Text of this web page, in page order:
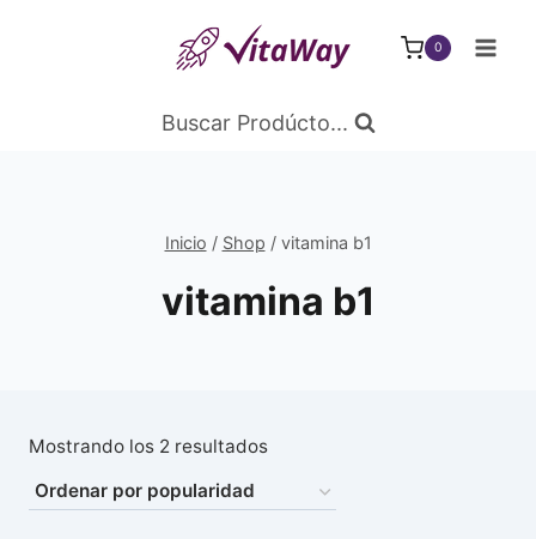
0
Buscar Prodúcto...
Inicio / Shop / vitamina b1
vitamina b1
Mostrando los 2 resultadosOrdenado
popularidad